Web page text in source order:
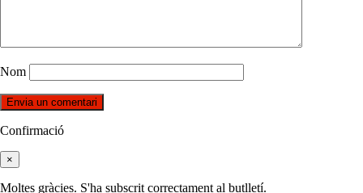
Nom
Confirmació
×
Moltes gràcies. S'ha subscrit correctament al butlletí.